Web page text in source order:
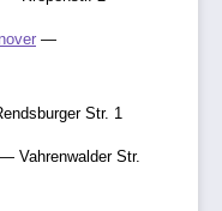
—
Str. 1
— Vahrenwalder Str.